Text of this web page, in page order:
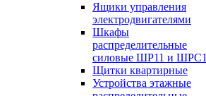
Ящики управления
электродвигателями
Шкафы
распределительные
силовые ШР11 и ШРС1
Щитки квартирные
Устройства этажные